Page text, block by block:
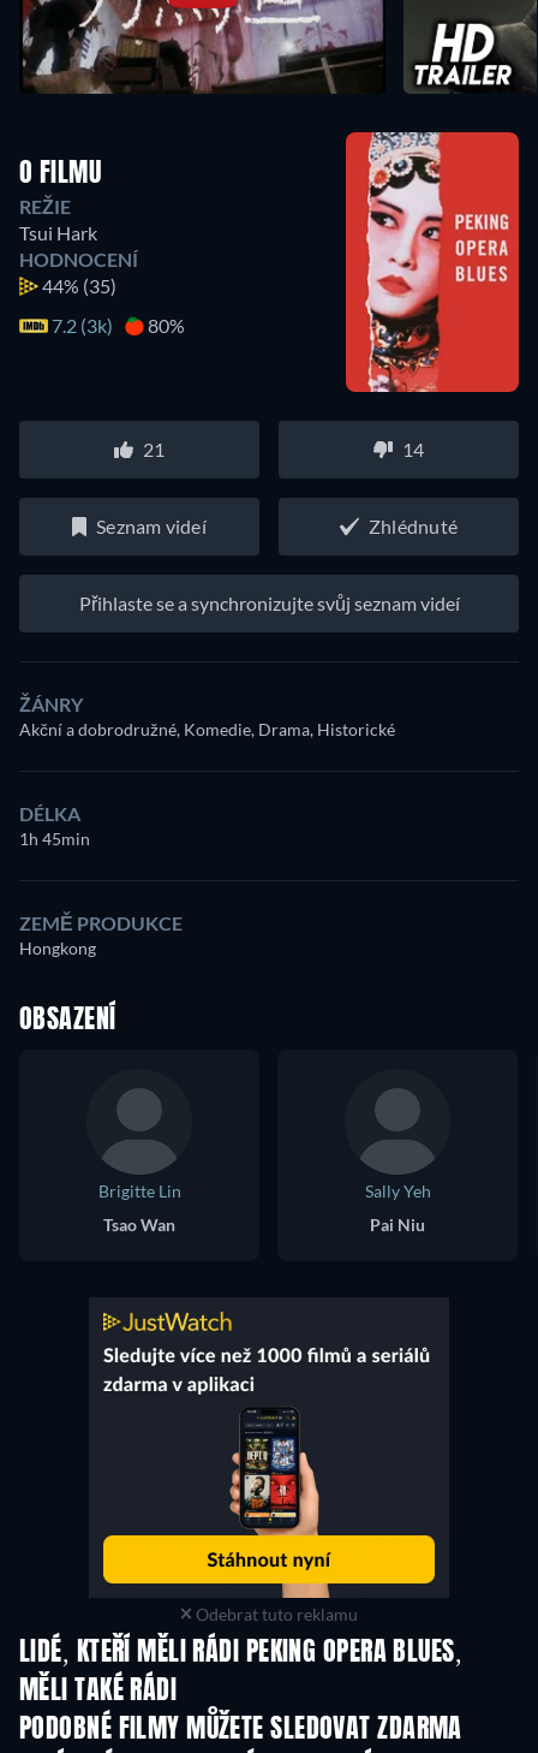
O FILMU
REŽIE
Tsui Hark
HODNOCENÍ
44% (35)
7.2 (3k)
80%
21 14
Seznam videí Zhlédnuté
Přihlaste se a synchronizujte svůj seznam videí
ŽÁNRY
Akční a dobrodružné, Komedie, Drama, Historické
DÉLKA
1h 45min
ZEMĚ PRODUKCE
Hongkong
OBSAZENÍ
Brigitte Lin
Tsao Wan
Sally Yeh
Pai Niu
Odebrat tuto reklamu
LIDÉ, KTEŘÍ MĚLI RÁDI PEKING OPERA BLUES,
MĚLI TAKÉ RÁDI
PODOBNÉ FILMY MŮŽETE SLEDOVAT ZDARMA